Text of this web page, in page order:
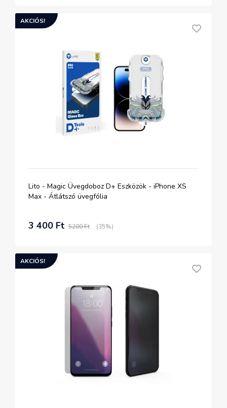
AKCIÓS!
Lito - Magic Üvegdoboz D+ Eszközök - iPhone XS
Max - Átlátszó üvegfólia
3 400 Ft 5200 Ft (35%)
AKCIÓS!